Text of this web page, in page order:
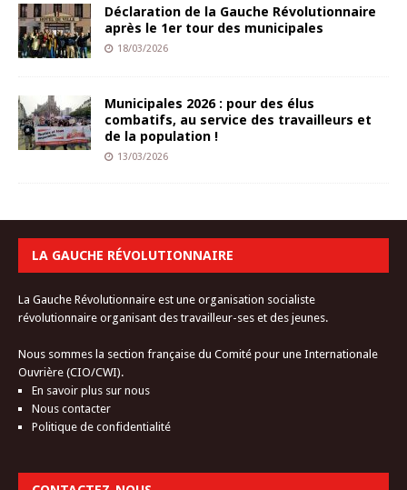
Déclaration de la Gauche Révolutionnaire
après le 1er tour des municipales
18/03/2026
Municipales 2026 : pour des élus
combatifs, au service des travailleurs et
de la population !
13/03/2026
LA GAUCHE RÉVOLUTIONNAIRE
La Gauche Révolutionnaire est une organisation socialiste
révolutionnaire organisant des travailleur-ses et des jeunes.
Nous sommes la section française du Comité pour une Internationale
Ouvrière (CIO/CWI).
En savoir plus sur nous
Nous contacter
Politique de confidentialité